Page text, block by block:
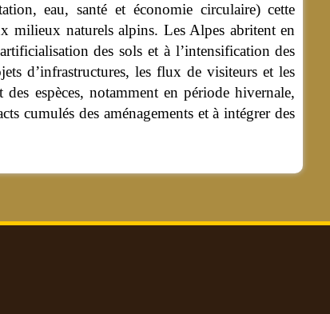
eau, santé et économie circulaire) cette
milieux naturels alpins. Les Alpes abritent en
des sols et à l’intensification des
d’infrastructures, les flux de visiteurs et les
espèces, notamment en période hivernale,
cumulés des aménagements et à intégrer des